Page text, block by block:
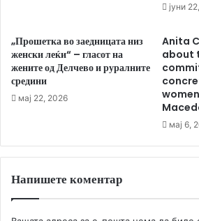
јуни
„Прошетка во заедницата низ
женски леќи“ – гласот на
жените од Делчево и руралните
средини
мај 22, 2026
Anita
about
мај 6,
Напишете коментар